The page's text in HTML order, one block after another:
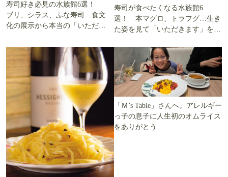
寿司好き必見の水族館6選！
ブリ、シラス、ふな寿司…食文
化の展示から本当の「いただき
寿司が食べたくなる水族館6
選！ 本マグロ、トラフグ…生き
た姿を見て「いただきます」を考
「Ｍ’s Table」さんへ。アレルギー
っ子の息子に人生初のオムライス
をありがとう